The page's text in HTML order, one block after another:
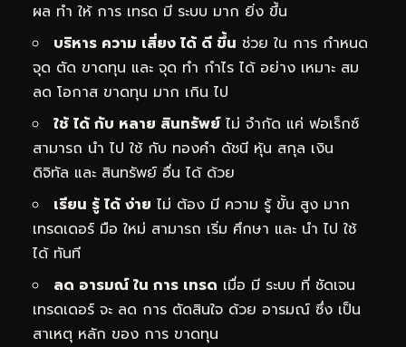
ผล ทำ ให้ การ เทรด มี ระบบ มาก ยิ่ง ขึ้น
บริหาร ความ เสี่ยง ได้ ดี ขึ้น ช่วย ใน การ กำหนด
จุด ตัด ขาดทุน และ จุด ทำ กำไร ได้ อย่าง เหมาะ สม
ลด โอกาส ขาดทุน มาก เกิน ไป
ใช้ ได้ กับ หลาย สินทรัพย์ไม่ จำกัด แค่ ฟอเร็กซ์
สามารถ นำ ไป ใช้ กับ ทองคำ ดัชนี หุ้น สกุล เงิน
ดิจิทัล และ สินทรัพย์ อื่น ได้ ด้วย
เรียน รู้ ได้ ง่าย ไม่ ต้อง มี ความ รู้ ขั้น สูง มาก
เทรดเดอร์ มือ ใหม่ สามารถ เริ่ม ศึกษา และ นำ ไป ใช้
ได้ ทันที
ลด อารมณ์ ใน การ เทรด เมื่อ มี ระบบ ที่ ชัดเจน
เทรดเดอร์ จะ ลด การ ตัดสินใจ ด้วย อารมณ์ ซึ่ง เป็น
สาเหตุ หลัก ของ การ ขาดทุน